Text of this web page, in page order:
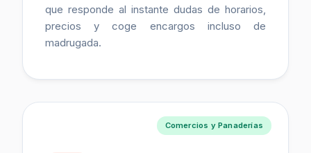
que responde al instante dudas de horarios,
precios y coge encargos incluso de
madrugada.
Comercios y Panaderías